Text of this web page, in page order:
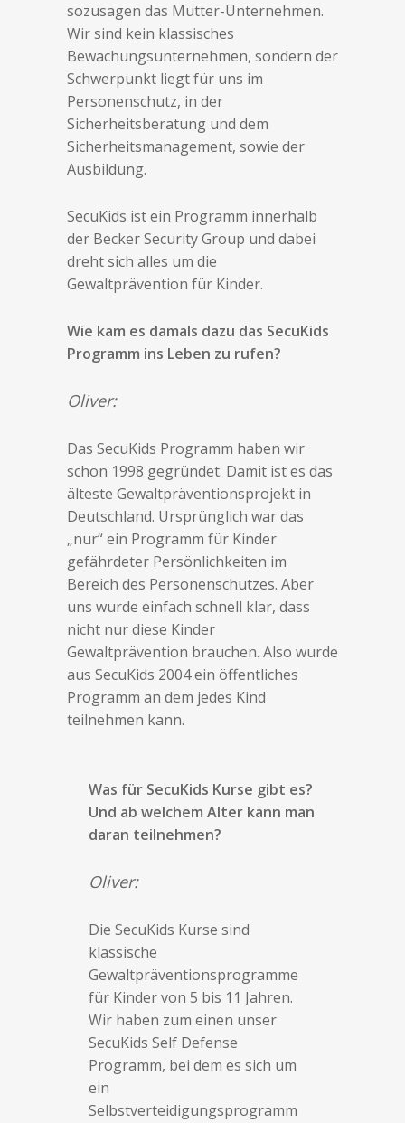
sozusagen das Mutter-Unternehmen.
Wir sind kein klassisches
Bewachungsunternehmen, sondern der
Schwerpunkt liegt für uns im
Personenschutz, in der
Sicherheitsberatung und dem
Sicherheitsmanagement, sowie der
Ausbildung.
SecuKids ist ein Programm innerhalb
der Becker Security Group und dabei
dreht sich alles um die
Gewaltprävention für Kinder.
Wie kam es damals dazu das SecuKids
Programm ins Leben zu rufen?
Oliver:
Das SecuKids Programm haben wir
schon 1998 gegründet. Damit ist es das
älteste Gewaltpräventionsprojekt in
Deutschland. Ursprünglich war das
„nur“ ein Programm für Kinder
gefährdeter Persönlichkeiten im
Bereich des Personenschutzes. Aber
uns wurde einfach schnell klar, dass
nicht nur diese Kinder
Gewaltprävention brauchen. Also wurde
aus SecuKids 2004 ein öffentliches
Programm an dem jedes Kind
teilnehmen kann.
Was für SecuKids Kurse gibt es?
Und ab welchem Alter kann man
daran teilnehmen?
Oliver:
Die SecuKids Kurse sind
klassische
Gewaltpräventionsprogramme
für Kinder von 5 bis 11 Jahren.
Wir haben zum einen unser
SecuKids Self Defense
Programm, bei dem es sich um
ein
Selbstverteidigungsprogramm